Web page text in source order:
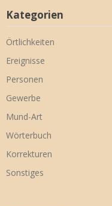
Kategorien
Örtlichkeiten
Ereignisse
Personen
Gewerbe
Mund-Art
Wörterbuch
Korrekturen
Sonstiges